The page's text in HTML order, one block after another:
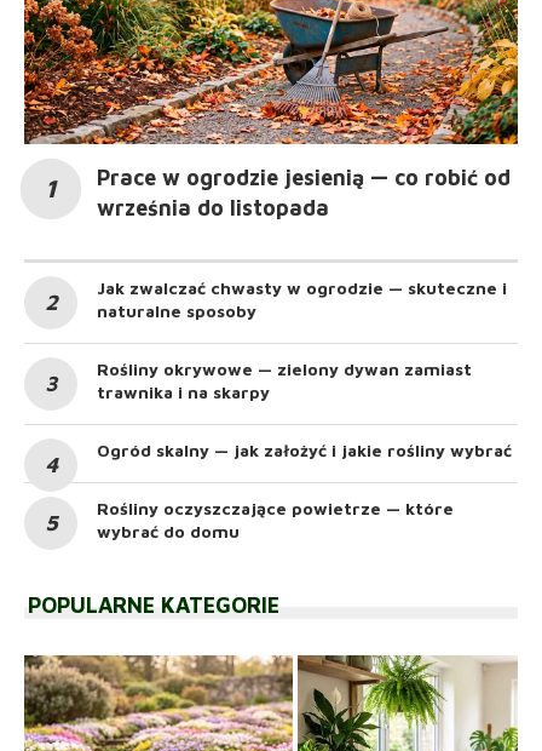
Prace w ogrodzie jesienią — co robić od
września do listopada
Jak zwalczać chwasty w ogrodzie — skuteczne i
naturalne sposoby
Rośliny okrywowe — zielony dywan zamiast
trawnika i na skarpy
Ogród skalny — jak założyć i jakie rośliny wybrać
Rośliny oczyszczające powietrze — które
wybrać do domu
POPULARNE KATEGORIE